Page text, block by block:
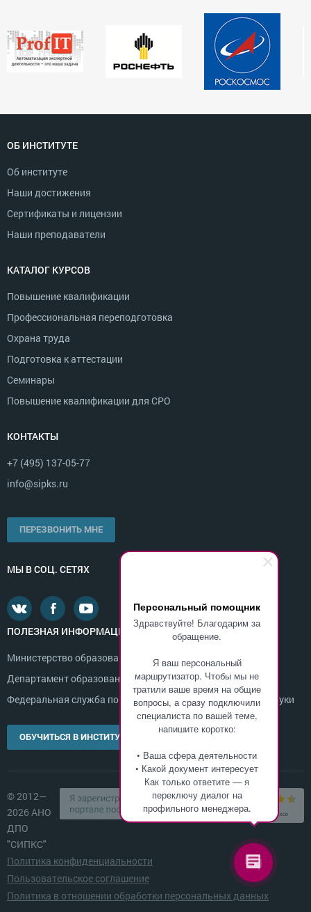
Персональный помощник
Здравствуйте! Благодарим за
обращение.
Я ваш персональный
маршрутизатор. Чтобы мы не
тратили ваше время на общие
вопросы, а сразу подключили
специалиста по вашей теме,
напишите коротко:
• Ваша сфера деятельности
• Какой документ интересует
Как только ответите — я
переключу диалог на
профильного менеджера.
ОБ ИНСТИТУТЕ
Об институте
Наши достижения
Сертификаты и лицензии
Наши преподаватели
КАТАЛОГ КУРСОВ
Повышение квалификации
Профессиональная переподготовка
Охрана труда
Подготовка к аттестации
Семинары
Повышение квалификации для СРО
КОНТАКТЫ
+7 (495) 137-05-77
info@sipks.ru
ПЕРЕЗВОНИТЬ МНЕ
МЫ В СОЦ. СЕТЯХ
ПОЛЕЗНАЯ ИНФОРМАЦИЯ
Министерство образования и науки России
Департамент образования г. Москвы
Федеральная служба по надзору в сфере образования и науки
ОБУЧИТЬСЯ В ИНСТИТУТЕ
© 2012—
2026 АНО
ДПО
"СИПКС"
Политика конфиденциальности
Пользовательское соглашение
Политика в отношении обработки персональных данных